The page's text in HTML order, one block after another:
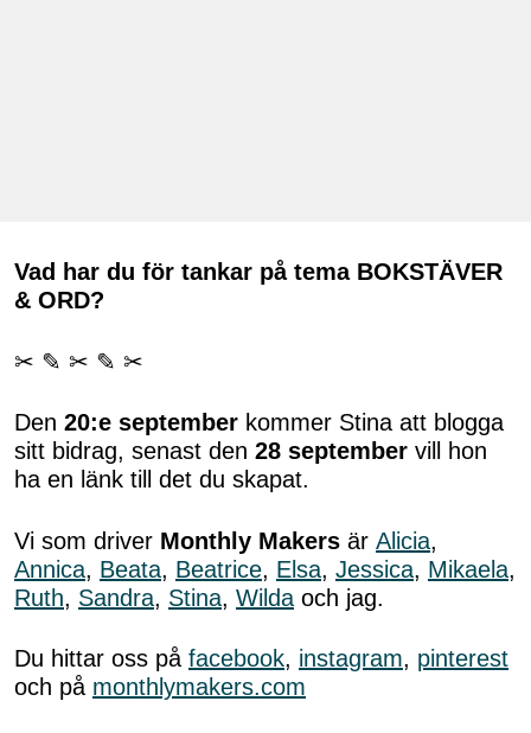
Vad har du för tankar på tema BOKSTÄVER
& ORD?
✂ ✎ ✂ ✎ ✂
Den 20:e september kommer Stina att blogga
sitt bidrag, senast den 28 september vill hon
ha en länk till det du skapat.
Vi som driver Monthly Makers är Alicia,
Annica, Beata, Beatrice, Elsa, Jessica, Mikaela,
Ruth, Sandra, Stina, Wilda och jag.
Du hittar oss på facebook, instagram, pinterest
och på monthlymakers.com